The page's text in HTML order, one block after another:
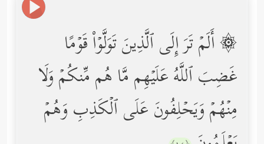
۞ أَلَمۡ تَرَ إِلَى ٱلَّذِینَ تَوَلَّوۡاْ قَوۡمًا
غَضِبَ ٱللَّهُ عَلَیۡهِم مَّا هُم مِّنكُمۡ وَلَا
مِنۡهُمۡ وَیَحۡلِفُونَ عَلَى ٱلۡكَذِبِ وَهُمۡ